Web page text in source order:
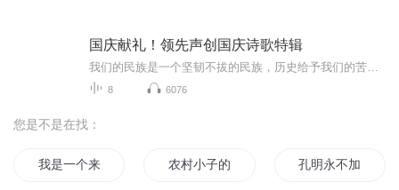
国庆献礼！领先声创国庆诗歌特辑
8 6076
您是不是在找：
我是一个来自农村的人 农村小子的情与爱 孔明永不加班